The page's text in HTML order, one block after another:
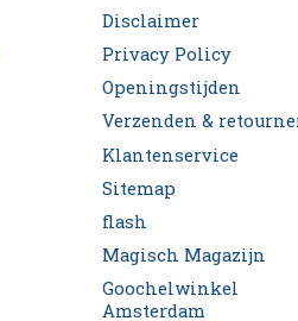
Disclaimer
Privacy Policy
Openingstijden
Verzenden &
Klantenservice
Sitemap
flash
Magisch Magazijn
Goochelwinkel
Amsterdam